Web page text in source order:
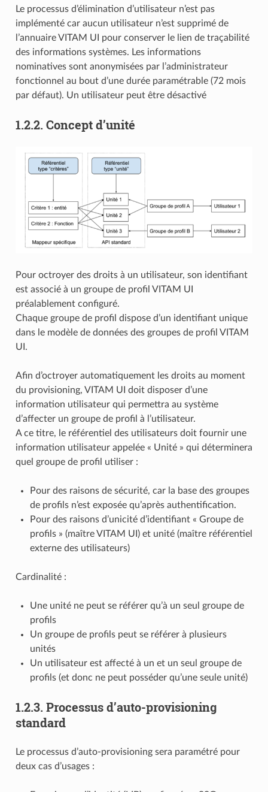
Le processus d’élimination d’utilisateur n’est pas
implémenté car aucun utilisateur n’est supprimé de
l’annuaire VITAM UI pour conserver le lien de traçabilité
des informations systèmes. Les informations
nominatives sont anonymisées par l’administrateur
fonctionnel au bout d’une durée paramétrable (72 mois
par défaut). Un utilisateur peut être désactivé
1.2.2. Concept d’unité
Pour octroyer des droits à un utilisateur, son identifiant
est associé à un groupe de profil VITAM UI
préalablement configuré.
Chaque groupe de profil dispose d’un identifiant unique
dans le modèle de données des groupes de profil VITAM
UI.
Afin d’octroyer automatiquement les droits au moment
du provisioning, VITAM UI doit disposer d’une
information utilisateur qui permettra au système
d’affecter un groupe de profil à l’utilisateur.
A ce titre, le référentiel des utilisateurs doit fournir une
information utilisateur appelée « Unité » qui déterminera
quel groupe de profil utiliser :
Pour des raisons de sécurité, car la base des groupes
de profils n’est exposée qu’après authentification.
Pour des raisons d’unicité d’identifiant « Groupe de
profils » (maître VITAM UI) et unité (maître référentiel
externe des utilisateurs)
Cardinalité :
Une unité ne peut se référer qu’à un seul groupe de
profils
Un groupe de profils peut se référer à plusieurs
unités
Un utilisateur est affecté à un et un seul groupe de
profils (et donc ne peut posséder qu’une seule unité)
1.2.3. Processus d’auto-provisioning
standard
Le processus d’auto-provisioning sera paramétré pour
deux cas d’usages :